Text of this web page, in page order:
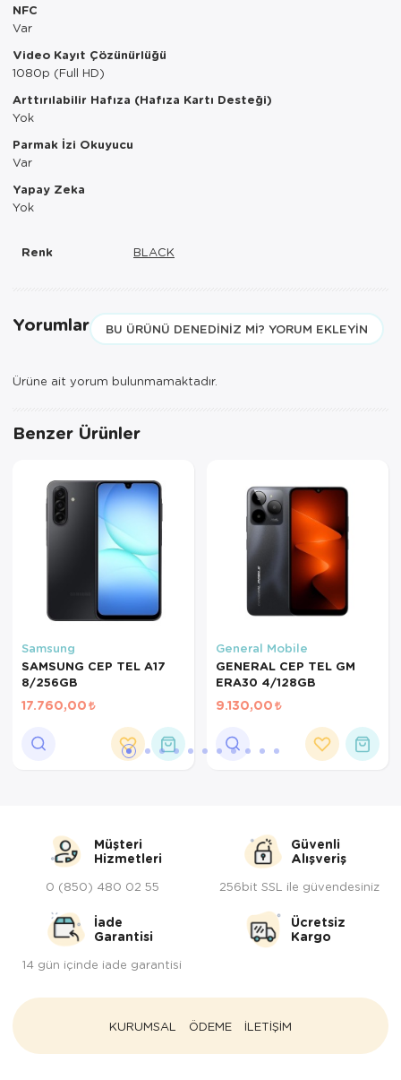
NFC
Var
Video Kayıt Çözünürlüğü
1080p (Full HD)
Arttırılabilir Hafıza (Hafıza Kartı Desteği)
Yok
Parmak İzi Okuyucu
Var
Yapay Zeka
Yok
Renk BLACK
Yorumlar BU ÜRÜNÜ DENEDINIZ MI? YORUM EKLEYIN
Ürüne ait yorum bulunmamaktadır.
Benzer Ürünler
Samsung
SAMSUNG CEP TEL A17
8/256GB
17.760,00
General Mobile
GENERAL CEP TEL GM
ERA30 4/128GB
9.130,00
Müşteri
Hizmetleri
0 (850) 480 02 55
Güvenli
Alışveriş
256bit SSL ile güvendesiniz
İade
Garantisi
14 gün içinde iade garantisi
Ücretsiz
Kargo
KURUMSAL ÖDEME İLETİŞİM